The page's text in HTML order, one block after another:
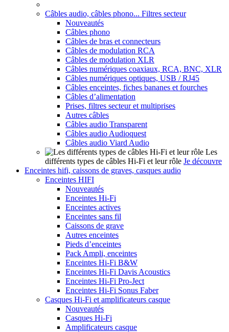
Câbles audio, câbles phono... Filtres secteur
Nouveautés
Câbles phono
Câbles de bras et connecteurs
Câbles de modulation RCA
Câbles de modulation XLR
Câbles numériques coaxiaux, RCA, BNC, XLR
Câbles numériques optiques, USB / RJ45
Câbles enceintes, fiches bananes et fourches
Câbles d’alimentation
Prises, filtres secteur et multiprises
Autres câbles
Câbles audio Transparent
Câbles audio Audioquest
Câbles audio Viard Audio
Les
différents types de câbles Hi-Fi et leur rôle Je découvre
Enceintes hifi, caissons de graves, casques audio
Enceintes HIFI
Nouveautés
Enceintes Hi-Fi
Enceintes actives
Enceintes sans fil
Caissons de grave
Autres enceintes
Pieds d’enceintes
Pack Ampli, enceintes
Enceintes Hi-Fi B&W
Enceintes Hi-Fi Davis Acoustics
Enceintes Hi-Fi Pro-Ject
Enceintes Hi-Fi Sonus Faber
Casques Hi-Fi et amplificateurs casque
Nouveautés
Casques Hi-Fi
Amplificateurs casque